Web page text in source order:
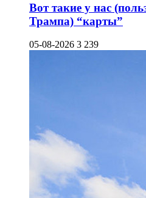
Вот такие у нас
Трампа) “карты”
05-08-2026 3 239